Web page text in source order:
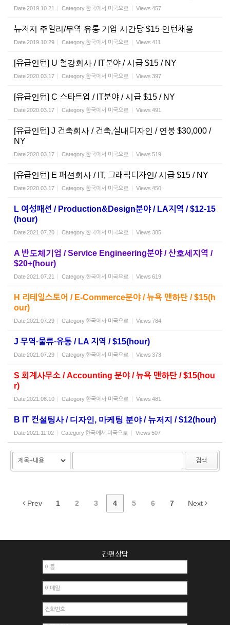
Date2019.10.21 Category 한국에서 미국으로 Views 457
뉴저지 주얼리/무역 유통 기업 시간당 $15 인턴채용
Date2019.10.29 Category 한국에서 미국으로 Views 411
[유급인턴] U 철강회사 / IT분야 / 시급 $15 / NY
Date2020.03.17 Category 한국에서 미국으로 Views 397
[유급인턴] C 스타트업 / IT분야 / 시급 $15 / NY
Date2020.03.17 Category 한국에서 미국으로 Views 491
[유급인턴] J 건축회사 / 건축,실내디자인 / 연봉 $30,000 /
NY
Date2020.03.17 Category 한국에서 미국으로 Views 519
[유급인턴] E 패션회사 / IT, 그래픽디자인/ 시급 $15 / NY
Date2020.03.17 Category 한국에서 미국으로 Views 450
L 여성패션 / Production&Design분야 / LA지역 / $12-15
(hour)
Date2021.07.20 Category 한국에서 미국으로 Views 385
A 반도체기업 / Service Engineering분야 / 산호세지역 /
$20+(hour)
Date2021.07.21 Category 한국에서 미국으로 Views 619
H 리테일스토어 / E-Commerce분야 / 뉴욕 맨하탄 / $15(h
our)
Date2021.07.29 Category 한국에서 미국으로 Views 784
J 무역·물류·유통 / LA 지역 / $15(hour)
Date2021.07.29 Category 한국에서 미국으로 Views 373
S 회계사무소 / Accounting 분야 / 뉴욕 맨하탄 / $15(hou
r)
Date2021.08.10 Category 한국에서 미국으로 Views 481
B IT 컨설팅사 / 디자인, 마케팅 분야 / 뉴저지 / $12(hour)
Date2021.11.02 Category 한국에서 미국으로 Views 507
검색
Prev 1 2 3 4 5 6 7 Next
간편상담